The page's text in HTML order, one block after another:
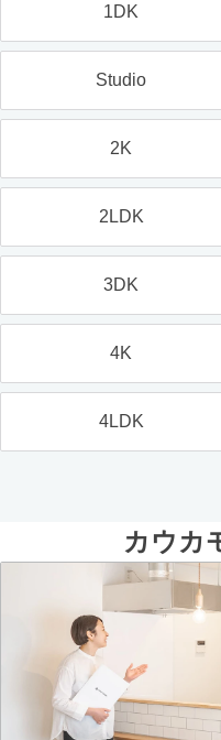
1DK
Studio
2K
2LDK
3DK
4K
4LDK
カウカ